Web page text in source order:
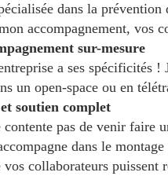
dans la
accompagnement, vos
sur-mesure
a ses spécificités
un open-space ou en
soutien complet
contente pas de venir faire
dans le
vos collaborateurs puissent